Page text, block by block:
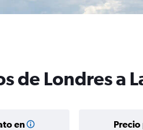
de Londres a
en